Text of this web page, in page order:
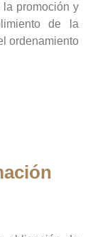
la promoción y
de la
ordenamiento